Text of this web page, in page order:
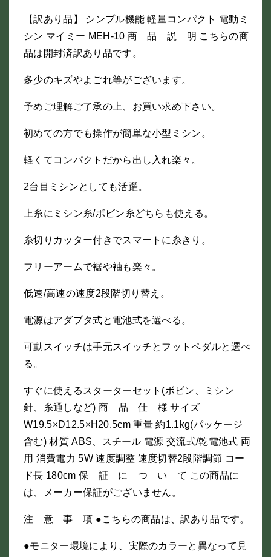
【訳あり品】 シンプル機能 軽量コンパクト 電動ミ
シン マイミー MEH-10 商 品 説 明 こちらの商
品は開封済訳あり品です。
多少のキズやよごれ等がございます。
予めご理解ご了承の上、お買い求め下さい。
初めての方でも操作が簡単な小型ミシン。
軽くてコンパクトだから出し入れ楽々。
2台目ミシンとしても活躍。
上糸にミシン糸/ボビン糸どちらも使える。
糸切りカッター付きでスマートに糸きり。
フリーアームで裾や袖も楽々。
低速/高速の速度2段階切り替え。
電源はアダプタ式と電池式を選べる。
可動スイッチは手元スイッチとフットペダルと選べ
る。
すぐに使えるスターターセット(ボビン、ミシン
針、糸通しなど) 商 品 仕 様 サイズ
W19.5×D12.5×H20.5cm 重量 約1.1kg(パッケージ
含む) 材質 ABS、スチール 電源 交流式/乾電池式 両
用 消費電力 5W 速度調整 速度切替2段階調節 コー
ド長 180cm 保 証 に つ い て この商品に
は、メーカー保証がございません。
注 意 事 項 ●こちらの商品は、訳あり品です。
●モニター環境により、実際のカラーと異なって見